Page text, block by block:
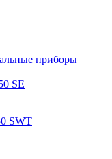
приборы
SE
SWT